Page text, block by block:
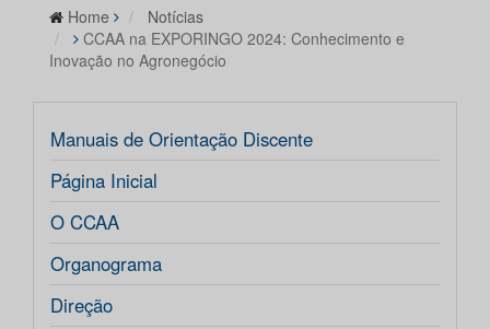
Home
Notícias
CCAA na EXPORINGO 2024: Conhecimento e
Inovação no Agronegócio
Manuais de Orientação Discente
Página Inicial
O CCAA
Organograma
Direção